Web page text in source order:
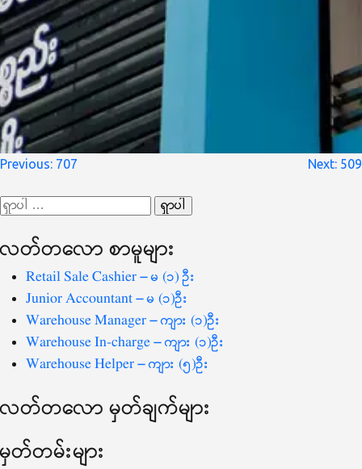
စာမူ
ပြ
Previous: 707 Next: 509
ရှာ
စကားလုံး
လတ်တ‌လော စာမူများ
Retail Sale Cashier – မ (၁) ဦး
Junior Accountant – မ (၁)ဦး
Warehouse Manager – ကျား (၁)ဦး
Warehouse In-charge – ကျား (၁)ဦး
Warehouse Helper – ကျား (၅)ဦး
လတ်တ‌လော မှတ်ချက်များ
မှတ်တမ်းများ